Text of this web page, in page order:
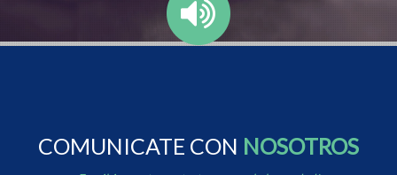
COMUNICATE CON NOSOTROS